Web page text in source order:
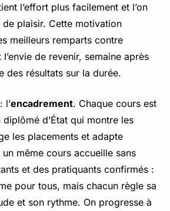
l’effort plus facilement et l’on
plaisir. Cette motivation
meilleurs remparts contre
l’envie de revenir, semaine après
des résultats sur la durée.
l’encadrement. Chaque cours est
d’État qui montre les
les placements et adapte
un même cours accueille sans
et des pratiquants confirmés :
pour tous, mais chacun règle sa
et son rythme. On progresse à